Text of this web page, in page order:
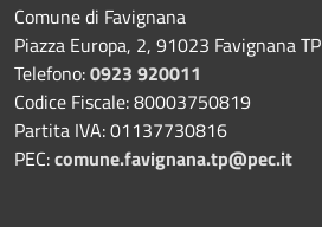
Comune di Favignana
Piazza Europa, 2, 91023 Favignana TP
Telefono:0923 920011
Codice Fiscale: 80003750819
Partita IVA: 01137730816
PEC:comune.favignana.tp@pec.it